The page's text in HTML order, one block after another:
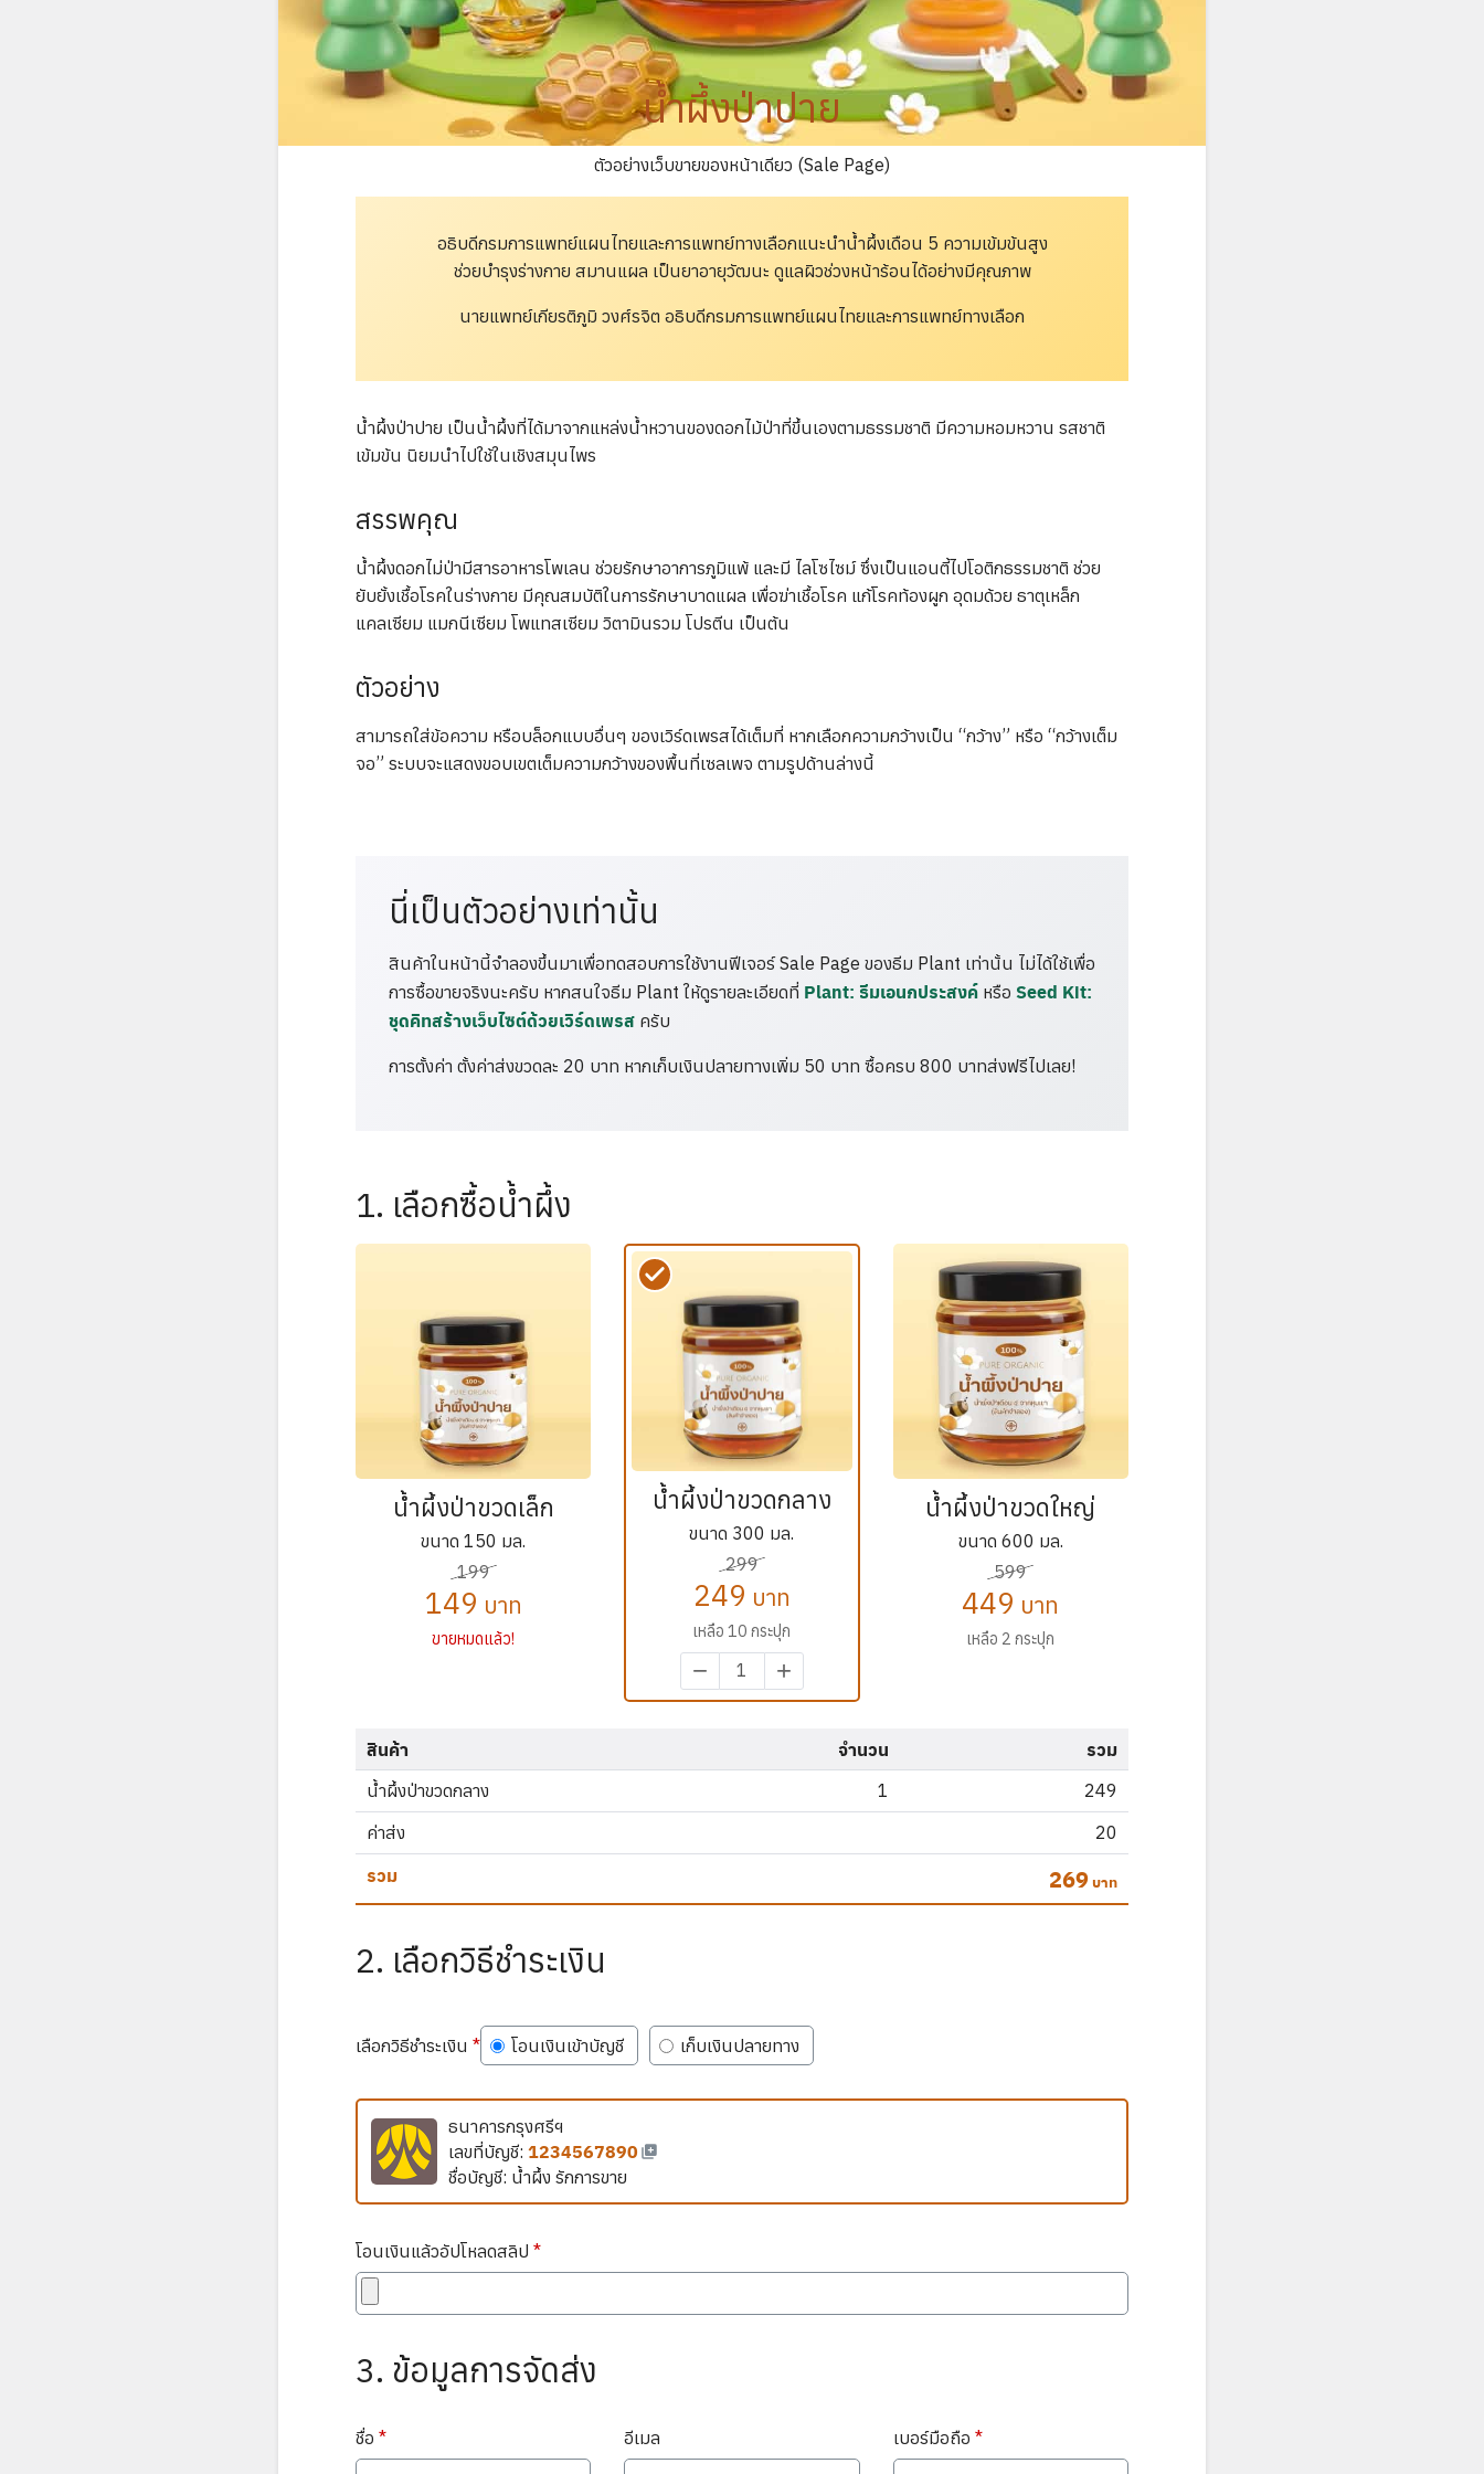
Search
for:
น้ำผึ้งป่าปาย
ตัวอย่างเว็บขายของหน้าเดียว (Sale Page)
อธิบดีกรมการแพทย์แผนไทยและการแพทย์ทางเลือกแนะนำน้ำผึ้งเดือน 5 ความเข้มข้นสูง
ช่วยบำรุงร่างกาย สมานแผล เป็นยาอายุวัฒนะ ดูแลผิวช่วงหน้าร้อนได้อย่างมีคุณภาพ
นายแพทย์เกียรติภูมิ วงศ์รจิต อธิบดีกรมการแพทย์แผนไทยและการแพทย์ทางเลือก
น้ำผึ้งป่าปาย เป็นน้ำผึ้งที่ได้มาจากแหล่งน้ำหวานของดอกไม้ป่าที่ขึ้นเองตามธรรมชาติ มีความหอมหวาน รสชาติ
เข้มข้น นิยมนำไปใช้ในเชิงสมุนไพร
สรรพคุณ
น้ำผึ้งดอกไม่ป่ามีสารอาหารโพเลน ช่วยรักษาอาการภูมิแพ้ และมี ไลโซไซม์ ซึ่งเป็นแอนตี้ไปโอติกธรรมชาติ ช่วย
ยับยั้งเชื้อโรคในร่างกาย มีคุณสมบัติในการรักษาบาดแผล เพื่อฆ่าเชื้อโรค แก้โรคท้องผูก อุดมด้วย ธาตุเหล็ก
แคลเซียม แมกนีเซียม โพแทสเซียม วิตามินรวม โปรตีน เป็นต้น
ตัวอย่าง
สามารถใส่ข้อความ หรือบล็อกแบบอื่นๆ ของเวิร์ดเพรสได้เต็มที่ หากเลือกความกว้างเป็น “กว้าง” หรือ “กว้างเต็ม
จอ” ระบบจะแสดงขอบเขตเต็มความกว้างของพื้นที่เซลเพจ ตามรูปด้านล่างนี้
นี่เป็นตัวอย่างเท่านั้น
สินค้าในหน้านี้จำลองขึ้นมาเพื่อทดสอบการใช้งานฟีเจอร์ Sale Page ของธีม Plant เท่านั้น ไม่ได้ใช้เพื่อ
การซื้อขายจริงนะครับ หากสนใจธีม Plant ให้ดูรายละเอียดที่ Plant: ธีมเอนกประสงค์ หรือ Seed Kit:
ชุดคิทสร้างเว็บไซต์ด้วยเวิร์ดเพรส ครับ
การตั้งค่า ตั้งค่าส่งขวดละ 20 บาท หากเก็บเงินปลายทางเพิ่ม 50 บาท ซื้อครบ 800 บาทส่งฟรีไปเลย!
1. เลือกซื้อน้ำผึ้ง
น้ำผึ้งป่าขวดเล็ก
ขนาด 150 มล.
199
149 บาท
ขายหมดแล้ว!
น้ำผึ้งป่าขวดกลาง
ขนาด 300 มล.
299
249 บาท
เหลือ 10 กระปุก
− +
น้ำผึ้งป่าขวดใหญ่
ขนาด 600 มล.
599
449 บาท
เหลือ 2 กระปุก
สินค้า จำนวน รวม
น้ำผึ้งป่าขวดกลาง 1
249
ค่าส่ง
20
รวม 269บาท
2. เลือกวิธีชำระเงิน
เลือกวิธีชำระเงิน * โอนเงินเข้าบัญชี เก็บเงินปลายทาง
ธนาคารกรุงศรีฯ
เลขที่บัญชี:
ชื่อบัญชี: น้ำผึ้ง รักการขาย
โอนเงินแล้วอัปโหลดสลิป *
3. ข้อมูลการจัดส่ง
ชื่อ * อีเมล เบอร์มือถือ *